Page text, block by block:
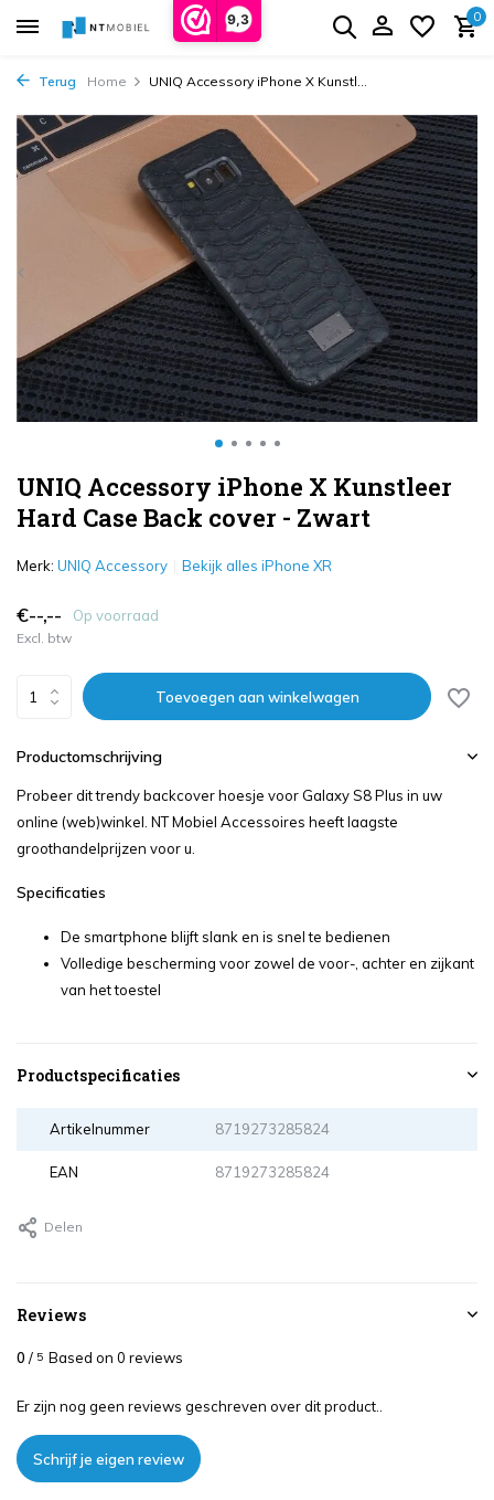
9,3 0
Terug Home UNIQ Accessory iPhone X Kunstl...
UNIQ Accessory iPhone X Kunstleer
Hard Case Back cover - Zwart
Merk: UNIQ Accessory Bekijk alles iPhone XR
€--,-- Op voorraad
Excl. btw
Toevoegen aan winkelwagen
Productomschrijving
Probeer dit trendy backcover hoesje voor Galaxy S8 Plus in uw
online (web)winkel. NT Mobiel Accessoires heeft laagste
groothandelprijzen voor u.
Specificaties
De smartphone blijft slank en is snel te bedienen
Volledige bescherming voor zowel de voor-, achter en zijkant
van het toestel
Productspecificaties
Artikelnummer 8719273285824
EAN 8719273285824
Delen
Reviews
0 / 5 Based on 0 reviews
Er zijn nog geen reviews geschreven over dit product..
Schrijf je eigen review